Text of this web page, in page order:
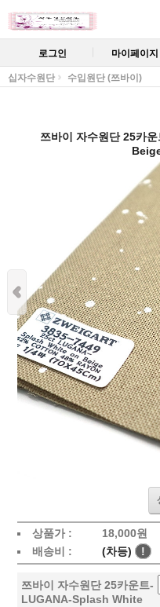
로그인 마이페이지
십자수원단 수입원단 (쯔바이)
쯔바이 자수원단 25카
상품가 : 18,000원
배송비 :
(차등) !
쯔바이 자수원단 25카운트-
LUGANA-Splash White